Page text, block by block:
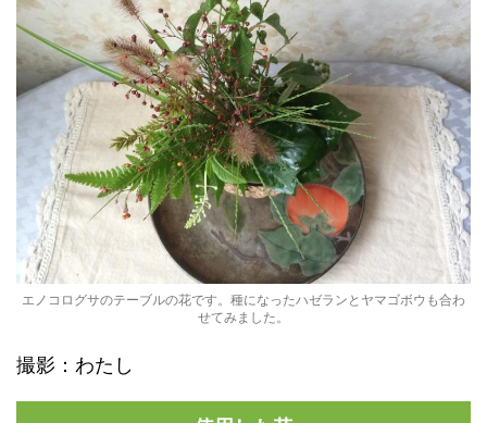
エノコログサのテーブルの花です。種になったハゼランとヤマゴボウも合わ
せてみました。
撮影：わたし